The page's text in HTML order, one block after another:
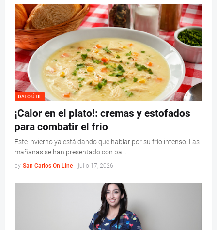
DATO ÚTIL
¡Calor en el plato!: cremas y estofados
para combatir el frío
Este invierno ya está dando que hablar por su frío intenso. Las
mañanas se han presentado con ba…
by San Carlos On Line - julio 17, 2026